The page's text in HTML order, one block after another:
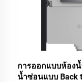
การออกแบบห้องน้
น้ำซ่อนแบบ Back